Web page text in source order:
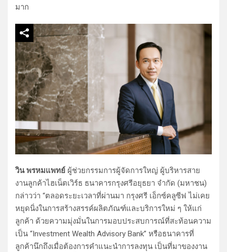
มาก
วิน พรหมแพทย์ ผู้ช่วยกรรมการผู้จัดการใหญ่ ผู้บริหารสาย
งานลูกค้าไฮเน็ตเวิร์ธ ธนาคารกรุงศรีอยุธยา จำกัด (มหาชน)
กล่าวว่า “ตลอดระยะเวลาที่ผ่านมา กรุงศรี เอ็กซ์คลูซีฟ ไม่เคย
หยุดนิ่งในการสร้างสรรค์ผลิตภัณฑ์และบริการใหม่ ๆ ให้แก่
ลูกค้า ด้วยความมุ่งมั่นในการมอบประสบการณ์ที่สะท้อนความ
เป็น “Investment Wealth Advisory Bank” หรือธนาคารที่
ลูกค้านึกถึงเมื่อต้องการคำแนะนำการลงทุน เป็นที่มาของงาน